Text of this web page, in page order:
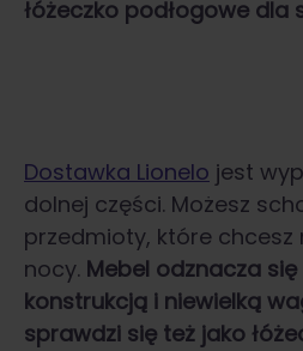
łóżeczko podłogowe dla
Dostawka Lionelo jest
dolnej części. Możesz
przedmioty, które chcesz
nocy. Mebel odznacza
konstrukcją i niewielką
sprawdzi się też jako